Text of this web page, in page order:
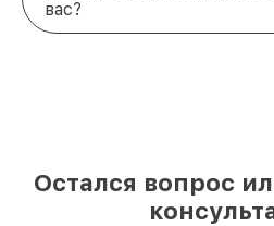
вас?
Остался вопрос